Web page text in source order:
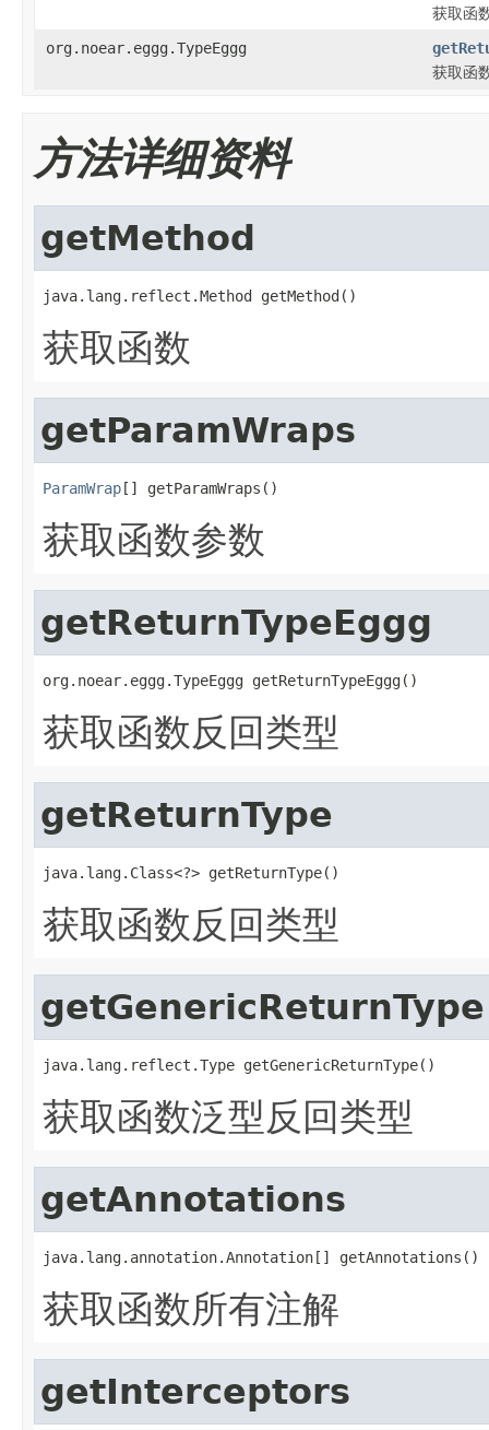
获取函
org.noear.eggg.TypeEggg
获取函
方法详细资料
getMethod
java.lang.reflect.Method getMethod()
获取函数
getParamWraps
ParamWrap[] getParamWraps()
获取函数参数
getReturnTypeEggg
org.noear.eggg.TypeEggg getReturnTypeEggg()
获取函数反回类型
getReturnType
java.lang.Class<?> getReturnType()
获取函数反回类型
getGenericReturnType
java.lang.reflect.Type getGenericReturnType()
获取函数泛型反回类型
getAnnotations
java.lang.annotation.Annotation[] getAnnotations()
获取函数所有注解
getInterceptors